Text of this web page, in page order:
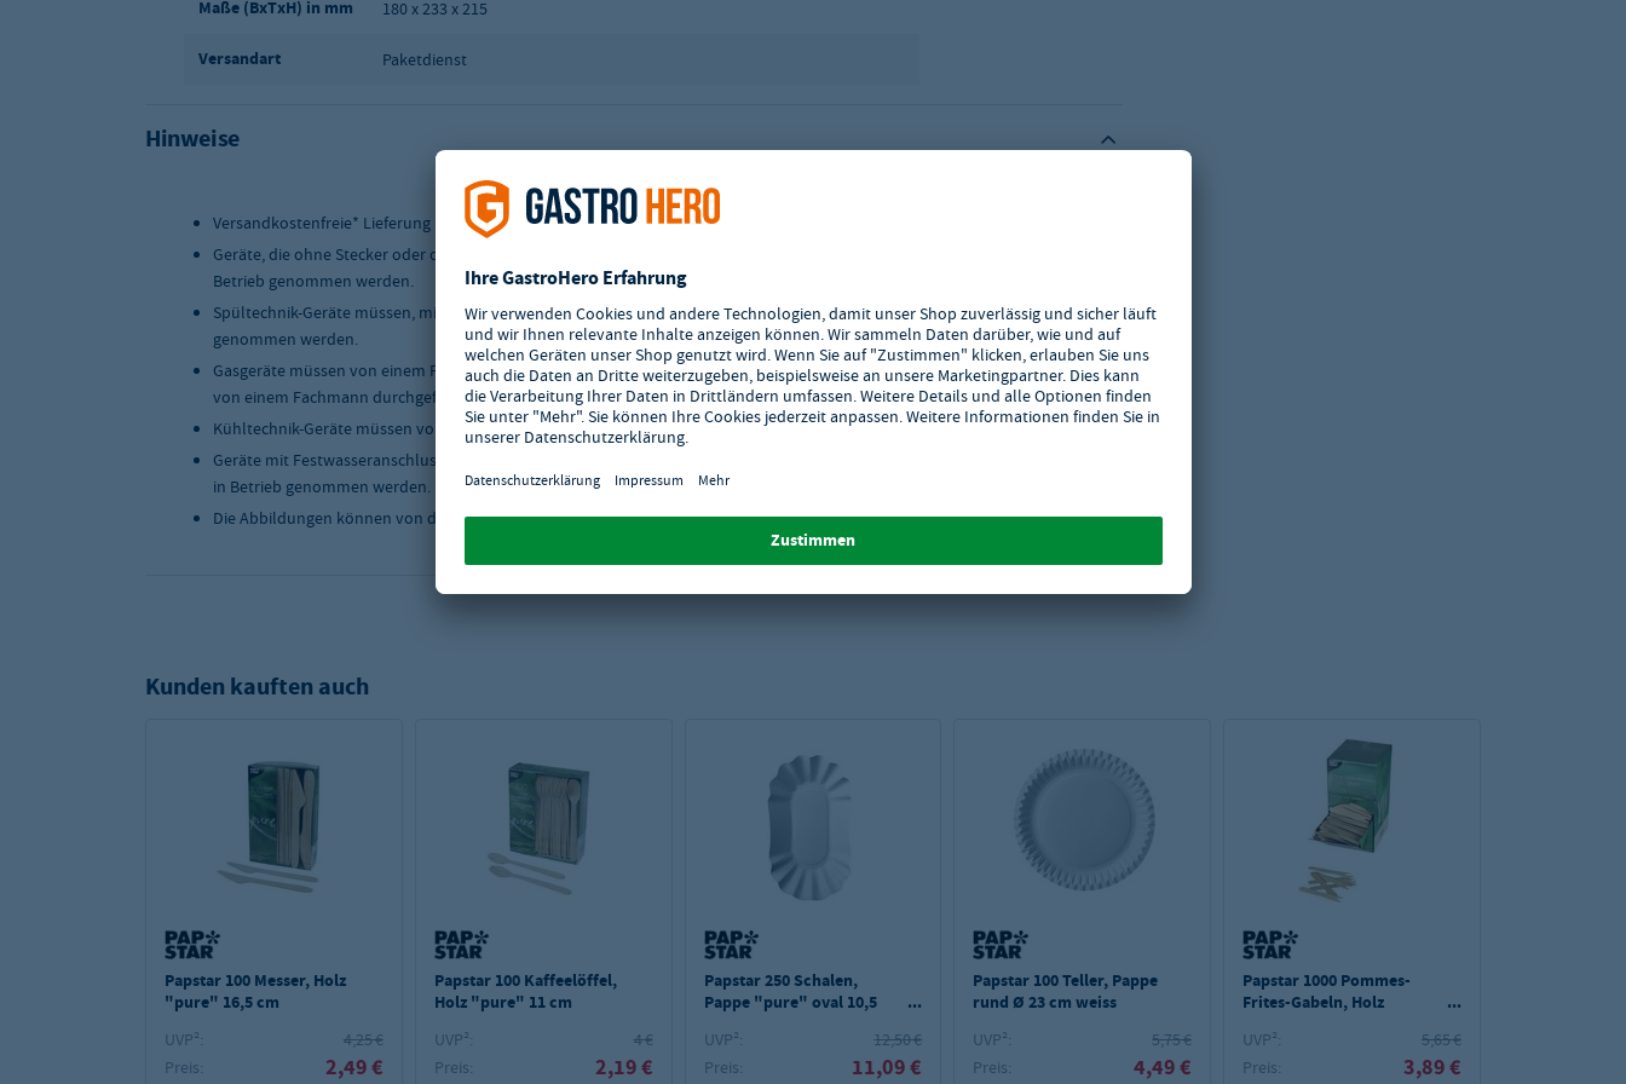
Maße (BxTxH) in mm 180 x 233 x 215
Versandart Paketdienst
Hinweise
Versandkostenfreie* Lieferung innerhalb Deutschlands.
Geräte, die ohne Stecker oder ohne Anschlusskabel ausgeliefert werden, müssen von einem Fachmann installiert und in
Betrieb genommen werden.
Spültechnik-Geräte müssen, mit einer geeigneten Wasseraufbereitung, von einem Fachmann installiert und in Betrieb
genommen werden.
Gasgeräte müssen von einem Fachmann installiert und in Betrieb genommen werden. Die Umrüstung der Gas-Art muss
von einem Fachmann durchgeführt werden.
Kühltechnik-Geräte müssen von einem Fachmann installiert und in Betrieb genommen werden.
Geräte mit Festwasseranschluss müssen, mit einer geeigneten Wasseraufbereitung, von einem Fachmann installiert und
in Betrieb genommen werden.
Die Abbildungen können von der Originalware abweichen.
Kunden kauften auch
Papstar 100 Messer, Holz
"pure" 16,5 cm
UVP²:
4,25 €
Preis:
2,49 €
Papstar 100 Kaffeelöffel,
Holz "pure" 11 cm
UVP²:
4 €
Preis:
2,19 €
Papstar 250 Schalen,
Pappe "pure" oval 10,5
UVP²:
12,50 €
Preis:
11,09 €
Papstar 100 Teller, Pappe
rund Ø 23 cm weiss
UVP²:
5,75 €
Preis:
4,49 €
Papstar 1000 Pommes-
Frites-Gabeln, Holz
UVP²:
5,65 €
Preis:
3,89 €